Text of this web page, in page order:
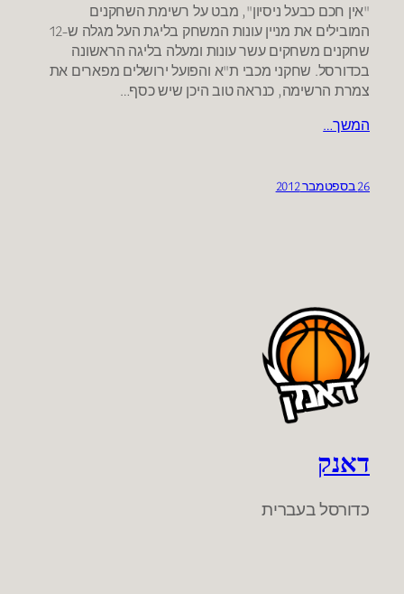
"אין חכם כבעל ניסיון", מבט על רשימת השחקנים
המובילים את מניין עונות המשחק בליגת העל מגלה ש-12
שחקנים משחקים עשר עונות ומעלה בליגה הראשונה
בכדורסל. שחקני מכבי ת"א והפועל ירושלים מפארים את
צמרת הרשימה, כנראה טוב היכן שיש כסף…
המשך…
26 בספטמבר 2012
דאנק
כדורסל בעברית